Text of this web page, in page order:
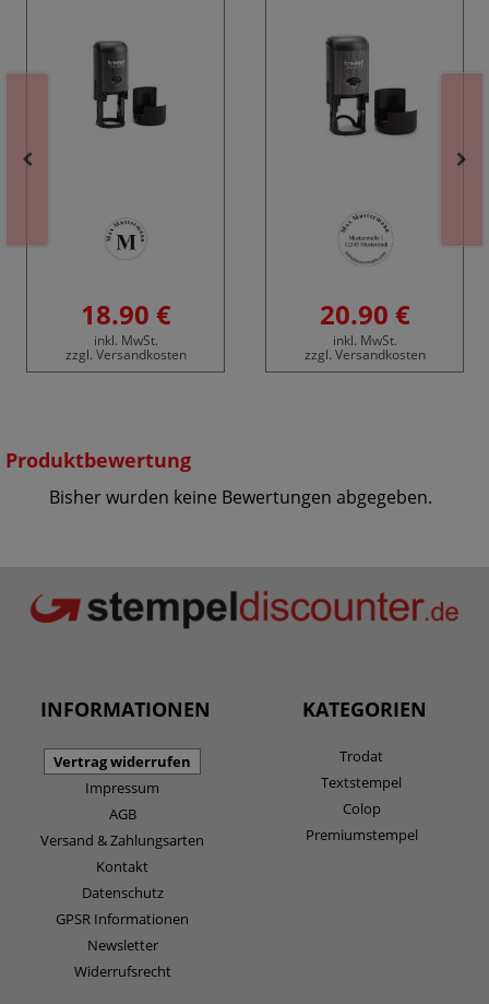
18.90 €
inkl. MwSt.
zzgl. Versandkosten
20.90 €
inkl. MwSt.
zzgl. Versandkosten
Produktbewertung
Bisher wurden keine Bewertungen abgegeben.
INFORMATIONEN
Vertrag widerrufen
Impressum
AGB
Versand & Zahlungsarten
Kontakt
Datenschutz
GPSR Informationen
Newsletter
Widerrufsrecht
KATEGORIEN
Trodat
Textstempel
Colop
Premiumstempel